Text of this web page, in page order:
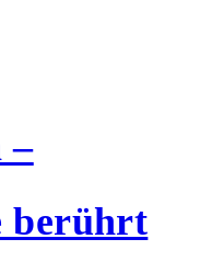
–
berührt